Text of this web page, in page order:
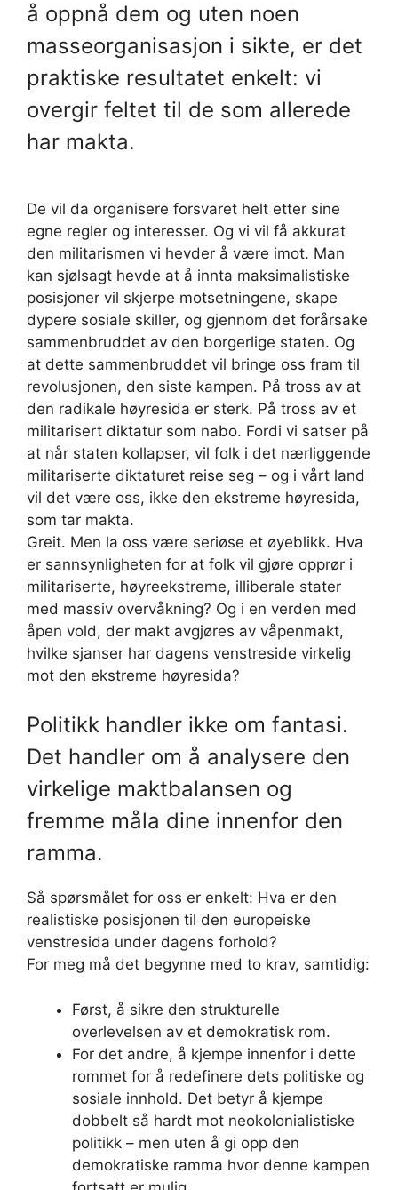
å oppnå dem og uten noen
masseorganisasjon i sikte, er det
praktiske resultatet enkelt: vi
overgir feltet til de som allerede
har makta.
De vil da organisere forsvaret helt etter sine
egne regler og interesser. Og vi vil få akkurat
den militarismen vi hevder å være imot. Man
kan sjølsagt hevde at å innta maksimalistiske
posisjoner vil skjerpe motsetningene, skape
dypere sosiale skiller, og gjennom det forårsake
sammenbruddet av den borgerlige staten. Og
at dette sammenbruddet vil bringe oss fram til
revolusjonen, den siste kampen. På tross av at
den radikale høyresida er sterk. På tross av et
militarisert diktatur som nabo. Fordi vi satser på
at når staten kollapser, vil folk i det nærliggende
militariserte diktaturet reise seg – og i vårt land
vil det være oss, ikke den ekstreme høyresida,
som tar makta.
Greit. Men la oss være seriøse et øyeblikk. Hva
er sannsynligheten for at folk vil gjøre opprør i
militariserte, høyreekstreme, illiberale stater
med massiv overvåkning? Og i en verden med
åpen vold, der makt avgjøres av våpenmakt,
hvilke sjanser har dagens venstreside virkelig
mot den ekstreme høyresida?
Politikk handler ikke om fantasi.
Det handler om å analysere den
virkelige maktbalansen og
fremme måla dine innenfor den
ramma.
Så spørsmålet for oss er enkelt: Hva er den
realistiske posisjonen til den europeiske
venstresida under dagens forhold?
For meg må det begynne med to krav, samtidig:
Først, å sikre den strukturelle
overlevelsen av et demokratisk rom.
For det andre, å kjempe innenfor i dette
rommet for å redefinere dets politiske og
sosiale innhold. Det betyr å kjempe
dobbelt så hardt mot neokolonialistiske
politikk – men uten å gi opp den
demokratiske ramma hvor denne kampen